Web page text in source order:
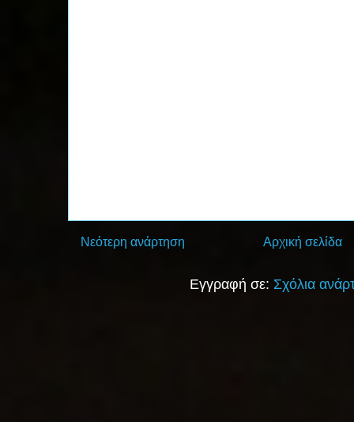
Νεότερη ανάρτηση Αρχική σελίδα
Εγγραφή σε: Σχόλια